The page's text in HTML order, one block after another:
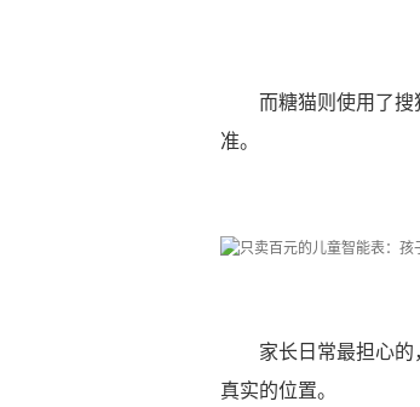
而糖猫则使用了
准。
家长日常最担心
真实的位置。